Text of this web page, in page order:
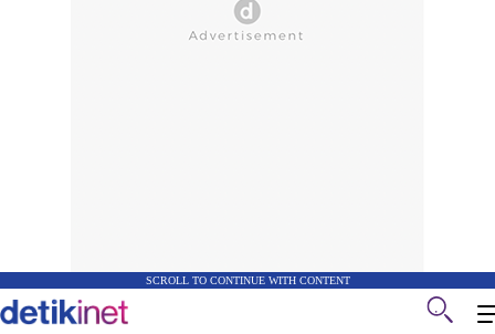
SCROLL TO CONTINUE WITH CONTENT